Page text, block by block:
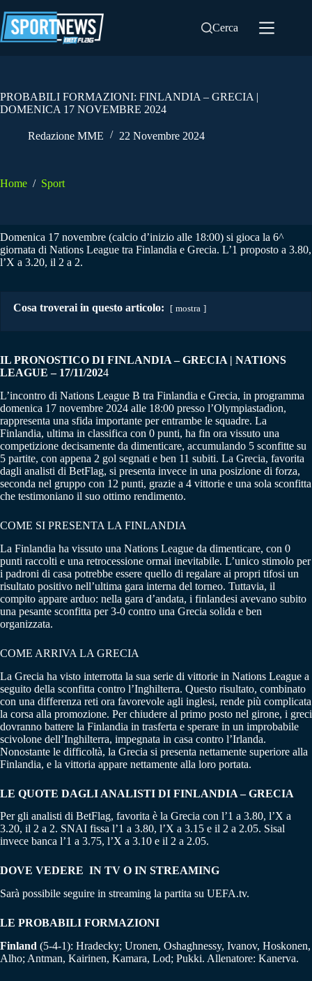
al
contenuto
Cerca
PROBABILI FORMAZIONI: FINLANDIA – GRECIA |
DOMENICA 17 NOVEMBRE 2024
Redazione MME 22 Novembre 2024
Home / Sport
Domenica 17 novembre (calcio d’inizio alle 18:00) si gioca la 6^
giornata di Nations League tra Finlandia e Grecia. L’1 proposto a 3.80,
l’X a 3.20, il 2 a 2.
Cosa troverai in questo articolo: mostra
IL PRONOSTICO DI FINLANDIA – GRECIA | NATIONS
LEAGUE – 17/11/2024
L’incontro di Nations League B tra Finlandia e Grecia, in programma
domenica 17 novembre 2024 alle 18:00 presso l’Olympiastadion,
rappresenta una sfida importante per entrambe le squadre. La
Finlandia, ultima in classifica con 0 punti, ha fin ora vissuto una
competizione decisamente da dimenticare, accumulando 5 sconfitte su
5 partite, con appena 2 gol segnati e ben 11 subiti. La Grecia, favorita
dagli analisti di BetFlag, si presenta invece in una posizione di forza,
seconda nel gruppo con 12 punti, grazie a 4 vittorie e una sola sconfitta
che testimoniano il suo ottimo rendimento.
COME SI PRESENTA LA FINLANDIA
La Finlandia ha vissuto una Nations League da dimenticare, con 0
punti raccolti e una retrocessione ormai inevitabile. L’unico stimolo per
i padroni di casa potrebbe essere quello di regalare ai propri tifosi un
risultato positivo nell’ultima gara interna del torneo. Tuttavia, il
compito appare arduo: nella gara d’andata, i finlandesi avevano subito
una pesante sconfitta per 3-0 contro una Grecia solida e ben
organizzata.
COME ARRIVA LA GRECIA
La Grecia ha visto interrotta la sua serie di vittorie in Nations League a
seguito della sconfitta contro l’Inghilterra. Questo risultato, combinato
con una differenza reti ora favorevole agli inglesi, rende più complicata
la corsa alla promozione. Per chiudere al primo posto nel girone, i greci
dovranno battere la Finlandia in trasferta e sperare in un improbabile
scivolone dell’Inghilterra, impegnata in casa contro l’Irlanda.
Nonostante le difficoltà, la Grecia si presenta nettamente superiore alla
Finlandia, e la vittoria appare nettamente alla loro portata.
LE QUOTE DAGLI ANALISTI DI FINLANDIA – GRECIA
Per gli analisti di BetFlag, favorita è la Grecia con l’1 a 3.80, l’X a
3.20, il 2 a 2. SNAI fissa l’1 a 3.80, l’X a 3.15 e il 2 a 2.05. Sisal
invece banca l’1 a 3.75, l’X a 3.10 e il 2 a 2.05.
DOVE VEDERE IN TV O IN STREAMING
Sarà possibile seguire in streaming la partita su UEFA.tv.
LE PROBABILI FORMAZIONI
Finland (5-4-1): Hradecky; Uronen, Oshaghnessy, Ivanov, Hoskonen,
Alho; Antman, Kairinen, Kamara, Lod; Pukki. Allenatore: Kanerva.